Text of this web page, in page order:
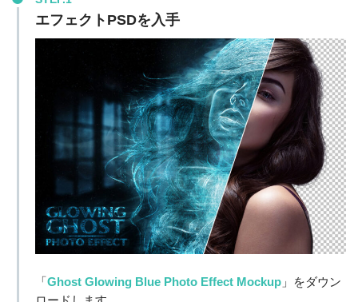
エフェクトPSDを入手
「 Ghost Glowing Blue Photo Effect Mockup」をダウン